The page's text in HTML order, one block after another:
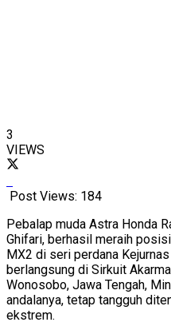
3
VIEWS
Post Views: 184
Pebalap muda Astra Honda
Ghifari, berhasil meraih
MX2 di seri perdana
berlangsung di Sirkuit
Wonosobo, Jawa Tengah,
andalanya, tetap tangguh
ekstrem.